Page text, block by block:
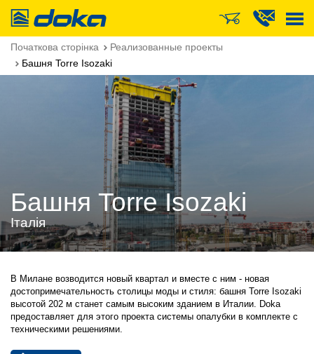
Doka
Початкова сторінка
Реализованные проекты
Башня Torre Isozaki
Башня Torre Isozaki
Італія
В Милане возводится новый квартал и вместе с ним - новая
достопримечательность столицы моды и стиля: башня Torre Isozaki
высотой 202 м станет самым высоким зданием в Италии. Doka
предоставляет для этого проекта системы опалубки в комплекте с
техническими решениями.